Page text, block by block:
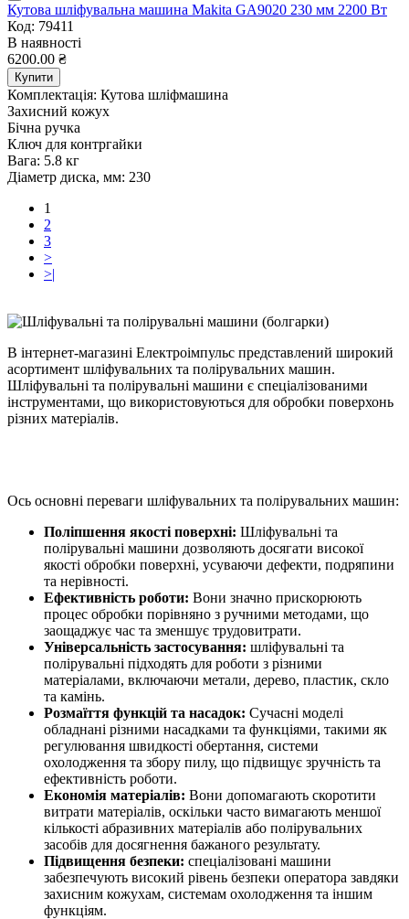
Кутова шліфувальна машина Makita GA9020 230 мм 2200 Вт
Код: 79411
В наявності
6200.00 ₴
Купити
Комплектація: Кутова шліфмашина
Захисний кожух
Бічна ручка
Ключ для контргайки
Вага: 5.8 кг
Діаметр диска, мм: 230
1
2
3
>
>|
В інтернет-магазині Електроімпульс представлений широкий
асортимент шліфувальних та полірувальних машин.
Шліфувальні та полірувальні машини є спеціалізованими
інструментами, що використовуються для обробки поверхонь
різних матеріалів.
Ось основні переваги шліфувальних та полірувальних машин:
Поліпшення якості поверхні: Шліфувальні та
полірувальні машини дозволяють досягати високої
якості обробки поверхні, усуваючи дефекти, подряпини
та нерівності.
Ефективність роботи: Вони значно прискорюють
процес обробки порівняно з ручними методами, що
заощаджує час та зменшує трудовитрати.
Універсальність застосування: шліфувальні та
полірувальні підходять для роботи з різними
матеріалами, включаючи метали, дерево, пластик, скло
та камінь.
Розмаїття функцій та насадок: Сучасні моделі
обладнані різними насадками та функціями, такими як
регулювання швидкості обертання, системи
охолодження та збору пилу, що підвищує зручність та
ефективність роботи.
Економія матеріалів: Вони допомагають скоротити
витрати матеріалів, оскільки часто вимагають меншої
кількості абразивних матеріалів або полірувальних
засобів для досягнення бажаного результату.
Підвищення безпеки: спеціалізовані машини
забезпечують високий рівень безпеки оператора завдяки
захисним кожухам, системам охолодження та іншим
функціям.